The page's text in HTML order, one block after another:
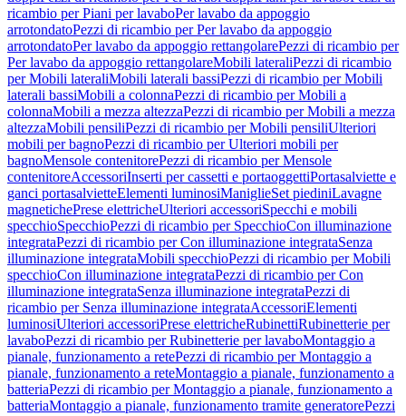
ricambio per Piani per lavaboPer lavabo da appoggio
arrotondatoPezzi di ricambio per Per lavabo da appoggio
arrotondatoPer lavabo da appoggio rettangolarePezzi di ricambio per
Per lavabo da appoggio rettangolareMobili lateraliPezzi di ricambio
per Mobili lateraliMobili laterali bassiPezzi di ricambio per Mobili
laterali bassiMobili a colonnaPezzi di ricambio per Mobili a
colonnaMobili a mezza altezzaPezzi di ricambio per Mobili a mezza
altezzaMobili pensiliPezzi di ricambio per Mobili pensiliUlteriori
mobili per bagnoPezzi di ricambio per Ulteriori mobili per
bagnoMensole contenitorePezzi di ricambio per Mensole
contenitoreAccessoriInserti per cassetti e portaoggettiPortasalviette e
ganci portasalvietteElementi luminosiManiglieSet piediniLavagne
magnetichePrese elettricheUlteriori accessoriSpecchi e mobili
specchioSpecchioPezzi di ricambio per SpecchioCon illuminazione
integrataPezzi di ricambio per Con illuminazione integrataSenza
illuminazione integrataMobili specchioPezzi di ricambio per Mobili
specchioCon illuminazione integrataPezzi di ricambio per Con
illuminazione integrataSenza illuminazione integrataPezzi di
ricambio per Senza illuminazione integrataAccessoriElementi
luminosiUlteriori accessoriPrese elettricheRubinettiRubinetterie per
lavaboPezzi di ricambio per Rubinetterie per lavaboMontaggio a
pianale, funzionamento a retePezzi di ricambio per Montaggio a
pianale, funzionamento a reteMontaggio a pianale, funzionamento a
batteriaPezzi di ricambio per Montaggio a pianale, funzionamento a
batteriaMontaggio a pianale, funzionamento tramite generatorePezzi